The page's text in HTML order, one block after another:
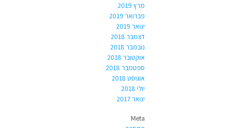
מרץ 2019
פברואר 2019
ינואר 2019
דצמבר 2018
נובמבר 2018
אוקטובר 2018
ספטמבר 2018
אוגוסט 2018
יולי 2018
ינואר 2017
Meta